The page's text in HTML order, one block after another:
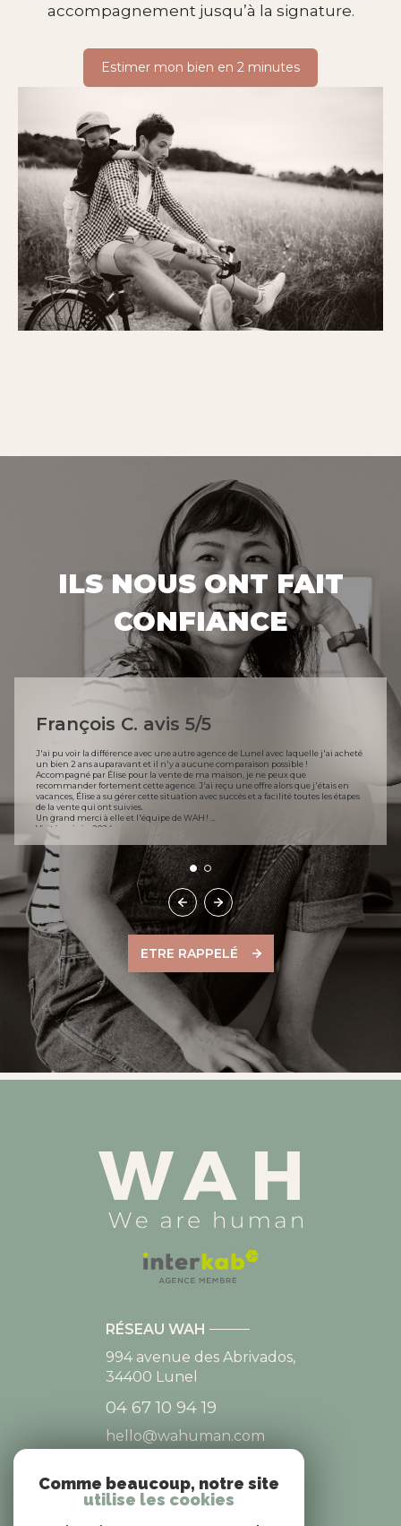
accompagnement jusqu’à la signature.
Estimer mon bien en 2 minutes
ILS NOUS ONT FAIT
CONFIANCE
François C. avis 5/5
J'ai pu voir la différence avec une autre agence de Lunel avec laquelle j'ai acheté
un bien 2 ans auparavant et il n'y a aucune comparaison possible !
Accompagné par Élise pour la vente de ma maison, je ne peux que
recommander fortement cette agence. J'ai reçu une offre alors que j'étais en
vacances, Élise a su gérer cette situation avec succès et a facilité toutes les étapes
de la vente qui ont suivies.
Un grand merci à elle et l'équipe de WAH !
Visité en juin 2024
ETRE RAPPELÉ
RÉSEAU WAH
994 avenue des Abrivados,
34400 Lunel
04 67 10 94 19
hello@wahuman.com
NOS RÉSEAUX
Comme beaucoup, notre site
utilise les cookies